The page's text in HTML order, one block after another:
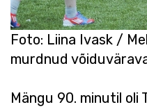
Foto: Liina Ivask /
murdnud
Mängu 90. minutil oli